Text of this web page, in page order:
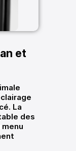
et
La
des